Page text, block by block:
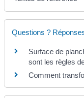
Questions ?
Surface de
sont les règles
Comment